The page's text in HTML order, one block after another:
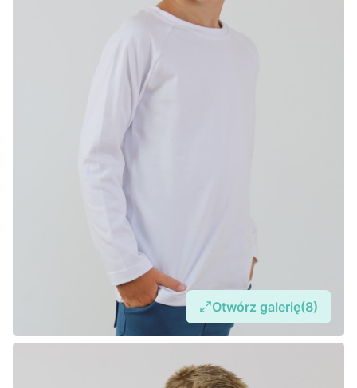
Otwórz galerię(8)